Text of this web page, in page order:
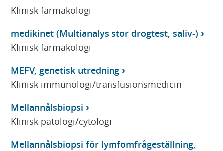
Klinisk farmakologi
medikinet (Multianalys stor drogtest, saliv-)
Klinisk farmakologi
MEFV, genetisk utredning
Klinisk immunologi/transfusionsmedicin
Mellannålsbiopsi
Klinisk patologi/cytologi
Mellannålsbiopsi för lymfomfrågeställning,